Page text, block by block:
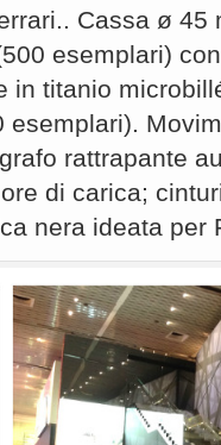
Cassa ø 45
esemplari)
in titanio
esemplari).
rattrapante
di carica;
nera ideata per